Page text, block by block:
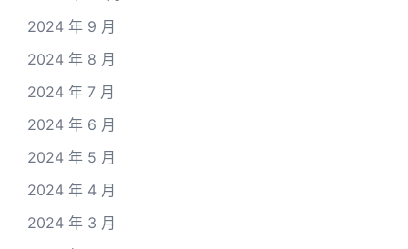
2024 年 9 月
2024 年 8 月
2024 年 7 月
2024 年 6 月
2024 年 5 月
2024 年 4 月
2024 年 3 月